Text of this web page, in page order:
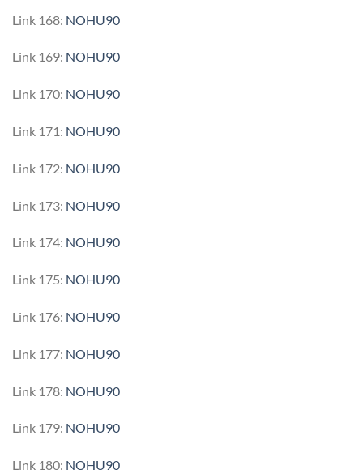
Link 168: NOHU90
Link 169: NOHU90
Link 170: NOHU90
Link 171: NOHU90
Link 172: NOHU90
Link 173: NOHU90
Link 174: NOHU90
Link 175: NOHU90
Link 176: NOHU90
Link 177: NOHU90
Link 178: NOHU90
Link 179: NOHU90
Link 180: NOHU90